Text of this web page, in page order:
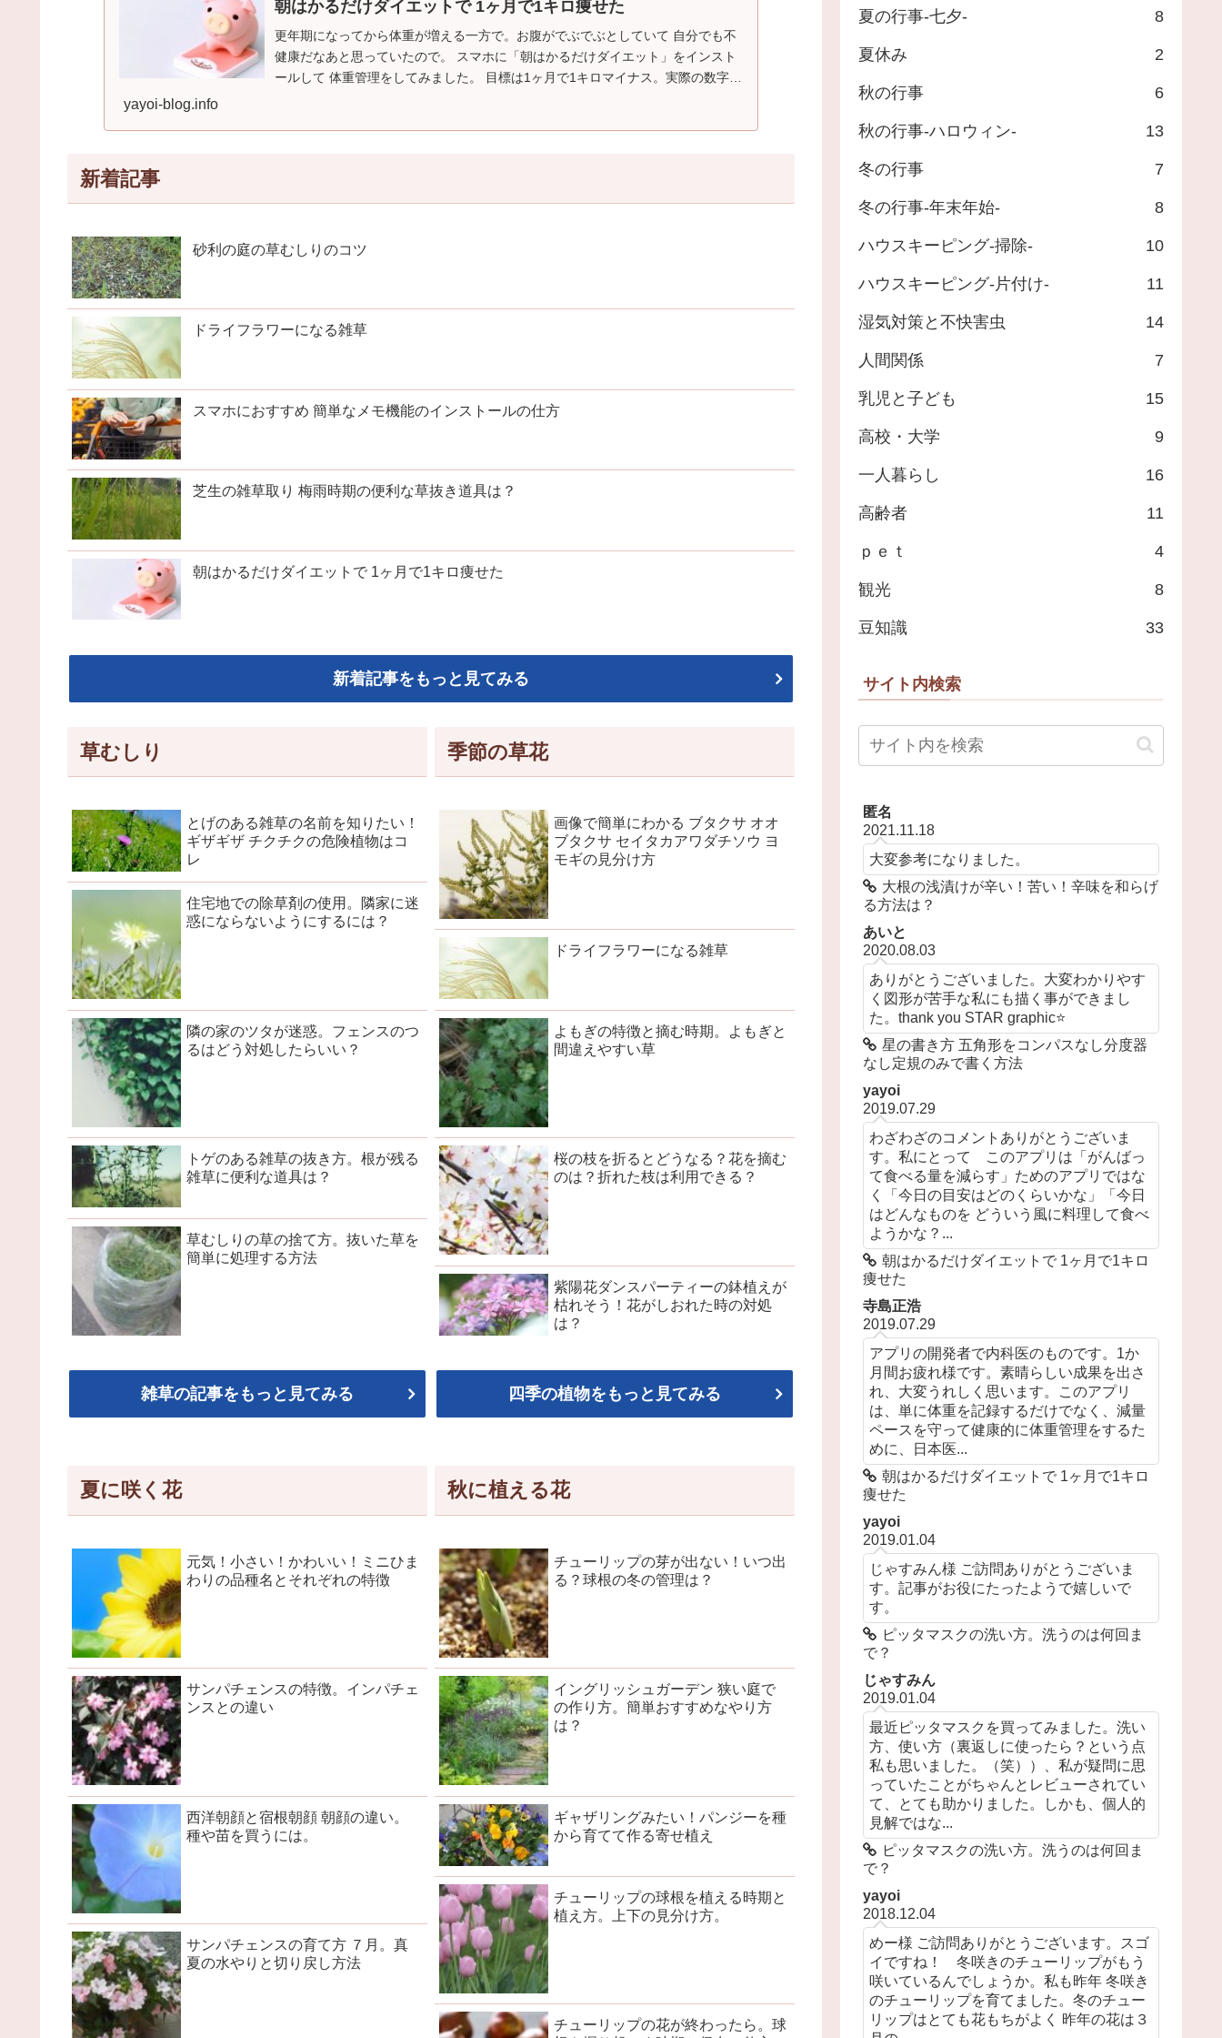
朝はかるだけダイエットで 1ヶ月で1キロ痩せた
更年期になってから体重が増える一方で。お腹がでぶでぶとしていて 自分でも不
健康だなあと思っていたので。 スマホに「朝はかるだけダイエット」をインスト
ールして 体重管理をしてみました。 目標は1ヶ月で1キロマイナス。実際の数字を
yayoi-blog.info
新着記事
砂利の庭の草むしりのコツ
ドライフラワーになる雑草
スマホにおすすめ 簡単なメモ機能のインストールの仕方
芝生の雑草取り 梅雨時期の便利な草抜き道具は？
朝はかるだけダイエットで 1ヶ月で1キロ痩せた
新着記事をもっと見てみる
草むしり
とげのある雑草の名前を知りたい！
ギザギザ チクチクの危険植物はコ
レ
住宅地での除草剤の使用。隣家に迷
惑にならないようにするには？
隣の家のツタが迷惑。フェンスのつ
るはどう対処したらいい？
トゲのある雑草の抜き方。根が残る
雑草に便利な道具は？
草むしりの草の捨て方。抜いた草を
簡単に処理する方法
雑草の記事をもっと見てみる
季節の草花
画像で簡単にわかる ブタクサ オオ
ブタクサ セイタカアワダチソウ ヨ
モギの見分け方
ドライフラワーになる雑草
よもぎの特徴と摘む時期。よもぎと
間違えやすい草
桜の枝を折るとどうなる？花を摘む
のは？折れた枝は利用できる？
紫陽花ダンスパーティーの鉢植えが
枯れそう！花がしおれた時の対処
は？
四季の植物をもっと見てみる
夏に咲く花
元気！小さい！かわいい！ミニひま
わりの品種名とそれぞれの特徴
サンパチェンスの特徴。インパチェ
ンスとの違い
西洋朝顔と宿根朝顔 朝顔の違い。
種や苗を買うには。
サンパチェンスの育て方 ７月。真
夏の水やりと切り戻し方法
秋に植える花
チューリップの芽が出ない！いつ出
る？球根の冬の管理は？
イングリッシュガーデン 狭い庭で
の作り方。簡単おすすめなやり方
は？
ギャザリングみたい！パンジーを種
から育てて作る寄せ植え
チューリップの球根を植える時期と
植え方。上下の見分け方。
チューリップの花が終わったら。球
夏の行事-七夕- 8
夏休み 2
秋の行事 6
秋の行事-ハロウィン- 13
冬の行事 7
冬の行事-年末年始- 8
ハウスキーピング-掃除- 10
ハウスキーピング-片付け- 11
湿気対策と不快害虫 14
人間関係 7
乳児と子ども 15
高校・大学 9
一人暮らし 16
高齢者 11
ｐｅｔ 4
観光 8
豆知識 33
サイト内検索
匿名
2021.11.18
大変参考になりました。
大根の浅漬けが辛い！苦い！辛味を和らげ
る方法は？
あいと
2020.08.03
ありがとうございました。大変わかりやす
く図形が苦手な私にも描く事ができまし
た。thank you STAR graphic⭐️
星の書き方 五角形をコンパスなし分度器
なし定規のみで書く方法
yayoi
2019.07.29
わざわざのコメントありがとうございま
す。私にとって このアプリは「がんばっ
て食べる量を減らす」ためのアプリではな
く「今日の目安はどのくらいかな」「今日
はどんなものを どういう風に料理して食べ
ようかな？...
朝はかるだけダイエットで 1ヶ月で1キロ
痩せた
寺島正浩
2019.07.29
アプリの開発者で内科医のものです。1か
月間お疲れ様です。素晴らしい成果を出さ
れ、大変うれしく思います。このアプリ
は、単に体重を記録するだけでなく、減量
ペースを守って健康的に体重管理をするた
めに、日本医...
朝はかるだけダイエットで 1ヶ月で1キロ
痩せた
yayoi
2019.01.04
じゃすみん様 ご訪問ありがとうございま
す。記事がお役にたったようで嬉しいで
す。
ピッタマスクの洗い方。洗うのは何回ま
で？
じゃすみん
2019.01.04
最近ピッタマスクを買ってみました。洗い
方、使い方（裏返しに使ったら？という点
私も思いました。（笑））、私が疑問に思
っていたことがちゃんとレビューされてい
て、とても助かりました。しかも、個人的
見解ではな...
ピッタマスクの洗い方。洗うのは何回ま
で？
yayoi
2018.12.04
めー様 ご訪問ありがとうございます。スゴ
イですね！ 冬咲きのチューリップがもう
咲いているんでしょうか。私も昨年 冬咲き
のチューリップを育てました。冬のチュー
リップはとても花もちがよく 昨年の花は３